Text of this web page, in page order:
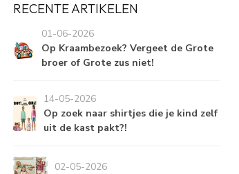
RECENTE ARTIKELEN
01-06-2026
Op Kraambezoek? Vergeet de Grote
broer of Grote zus niet!
14-05-2026
Op zoek naar shirtjes die je kind zelf
uit de kast pakt?!
02-05-2026